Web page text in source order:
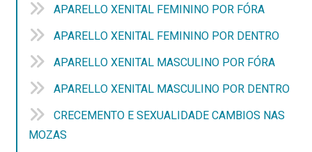
APARELLO XENITAL FEMININO POR FÓRA
APARELLO XENITAL FEMININO POR DENTRO
APARELLO XENITAL MASCULINO POR FÓRA
APARELLO XENITAL MASCULINO POR DENTRO
CRECEMENTO E SEXUALIDADE CAMBIOS NAS
MOZAS